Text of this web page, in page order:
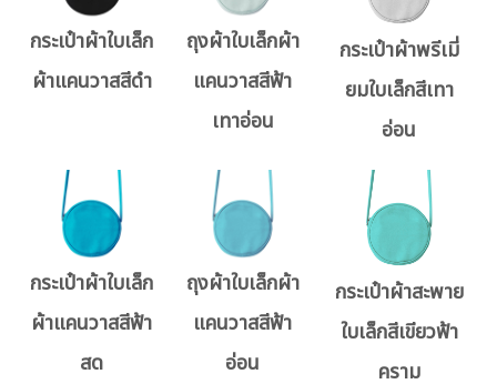
กระเป๋าผ้าใบเล็ก
ผ้าแคนวาสสีดำ
ถุงผ้าใบเล็กผ้า
แคนวาสสีฟ้า
เทาอ่อน
กระเป๋าผ้าพรีเมี่
ยมใบเล็กสีเทา
อ่อน
กระเป๋าผ้าใบเล็ก
ผ้าแคนวาสสีฟ้า
สด
ถุงผ้าใบเล็กผ้า
แคนวาสสีฟ้า
อ่อน
กระเป๋าผ้าสะพาย
ใบเล็กสีเขียวฟ้า
คราม